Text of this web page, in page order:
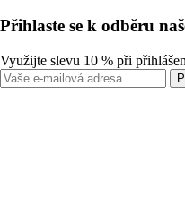
Přihlaste se k odběru
Využijte slevu 10 % při